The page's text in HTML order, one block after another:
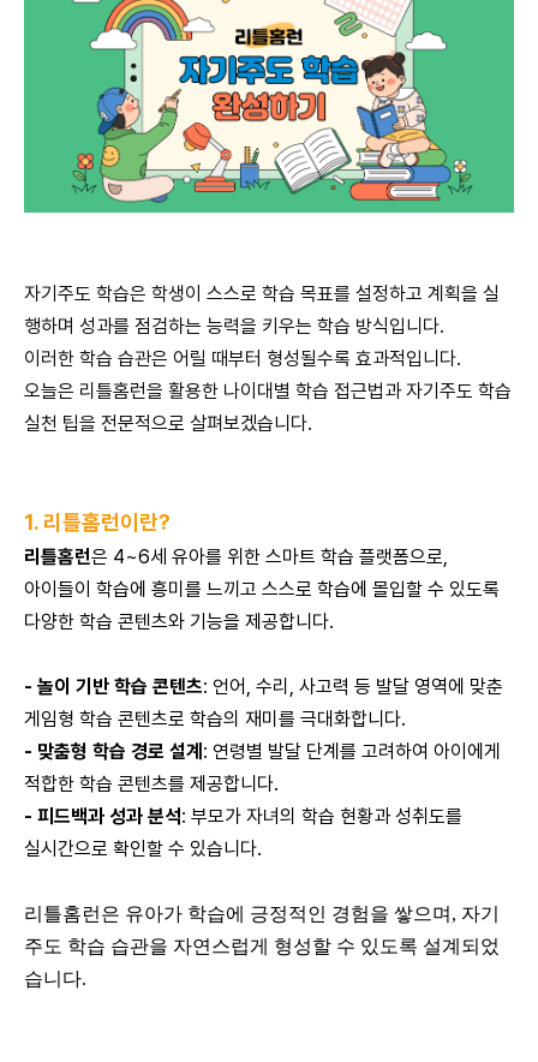
자기주도 학습은 학생이 스스로 학습 목표를 설정하고 계획을 실
행하며 성과를 점검하는 능력을 키우는 학습 방식입니다.
이러한 학습 습관은 어릴 때부터 형성될수록 효과적입니다.
오늘은 리틀홈런을 활용한 나이대별 학습 접근법과 자기주도 학습
실천 팁을 전문적으로 살펴보겠습니다.
1. 리틀홈런이란?
리틀홈런은 4~6세 유아를 위한 스마트 학습 플랫폼으로,
아이들이 학습에 흥미를 느끼고 스스로 학습에 몰입할 수 있도록
다양한 학습 콘텐츠와 기능을 제공합니다.
- 놀이 기반 학습 콘텐츠: 언어, 수리, 사고력 등 발달 영역에 맞춘
게임형 학습 콘텐츠로 학습의 재미를 극대화합니다.
- 맞춤형 학습 경로 설계 : 연령별 발달 단계를 고려하여 아이에게
적합한 학습 콘텐츠를 제공합니다.
- 피드백과 성과 분석: 부모가 자녀의 학습 현황과 성취도를
실시간으로 확인할 수 있습니다.
리틀홈런은 유아가 학습에 긍정적인 경험을 쌓으며, 자기
주도 학습 습관을 자연스럽게 형성할 수 있도록 설계되었
습니다.